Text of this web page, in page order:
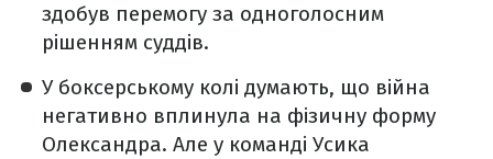
здобув перемогу за одноголосним
рішенням суддів.
У боксерському колі думають, що війна
негативно вплинула на фізичну форму
Олександра. Але у команді Усика